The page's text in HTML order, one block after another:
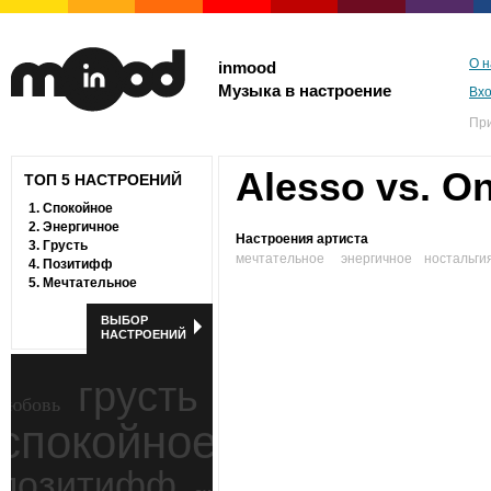
inmood
Музыка в настроение
О
ТОП 5 НАСТРОЕНИЙ
1. Спокойное
2. Энергичное
3. Грусть
4. Позитифф
5. Мечтательное
ВЫБОР
НАСТРОЕНИЙ
грусть
Alesso vs.
Настроения артиста
мечтательное
энергичное